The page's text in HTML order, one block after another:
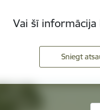
Vai šī informācija
Sniegt